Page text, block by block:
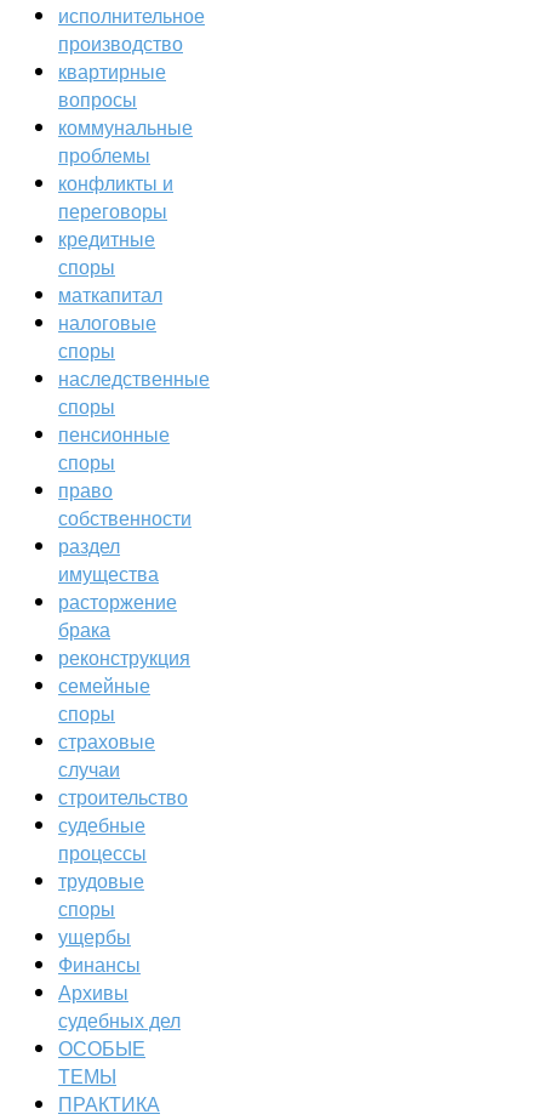
исполнительное
производство
квартирные
вопросы
коммунальные
проблемы
конфликты и
переговоры
кредитные
споры
маткапитал
налоговые
споры
наследственные
споры
пенсионные
споры
право
собственности
раздел
имущества
расторжение
брака
реконструкция
семейные
споры
страховые
случаи
строительство
судебные
процессы
трудовые
споры
ущербы
Финансы
Архивы
судебных дел
ОСОБЫЕ
ТЕМЫ
ПРАКТИКА